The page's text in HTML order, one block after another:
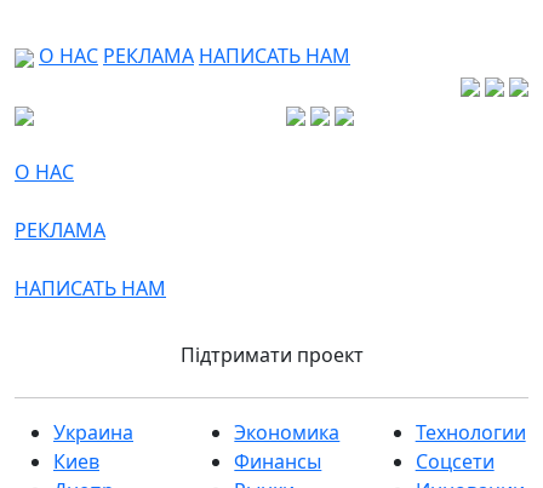
О НАС РЕКЛАМА НАПИСАТЬ НАМ
О НАС
РЕКЛАМА
НАПИСАТЬ НАМ
Підтримати проект
Украина
Киев
Экономика
Финансы
Технологии
Соцсети